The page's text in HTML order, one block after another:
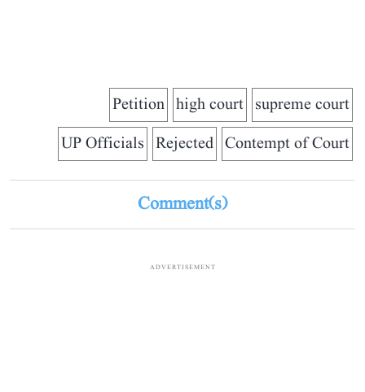
supreme court
high court
Petition
Contempt of Court
Rejected
UP Officials
Comment(s)
ADVERTISEMENT